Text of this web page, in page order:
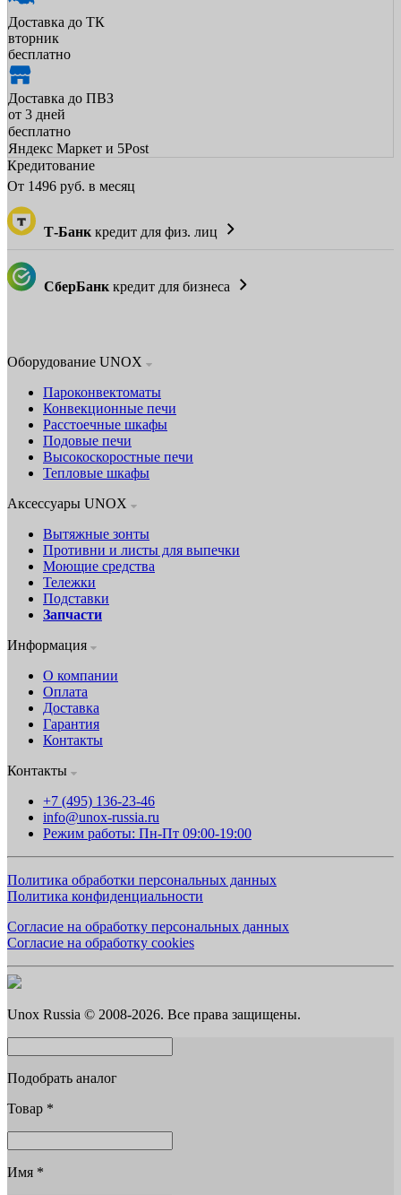
Доставка до ТК
вторник
бесплатно
Доставка до ПВЗ
от 3 дней
бесплатно
Яндекс Маркет и 5Post
Кредитование
От 1496 руб. в месяц
Т-Банк кредит для физ. лиц
СберБанк кредит для бизнеса
Оборудование UNOX
Пароконвектоматы
Конвекционные печи
Расстоечные шкафы
Подовые печи
Высокоскоростные печи
Тепловые шкафы
Аксессуары UNOX
Вытяжные зонты
Противни и листы для выпечки
Моющие средства
Тележки
Подставки
Запчасти
Информация
О компании
Оплата
Доставка
Гарантия
Контакты
Контакты
+7 (495) 136-23-46
info@unox-russia.ru
Режим работы: Пн-Пт 09:00-19:00
Политика обработки персональных данных
Политика конфиденциальности
Согласие на обработку персональных данных
Согласие на обработку cookies
Unox Russia © 2008-2026. Все права защищены.
Подобрать аналог
Товар *
Имя *